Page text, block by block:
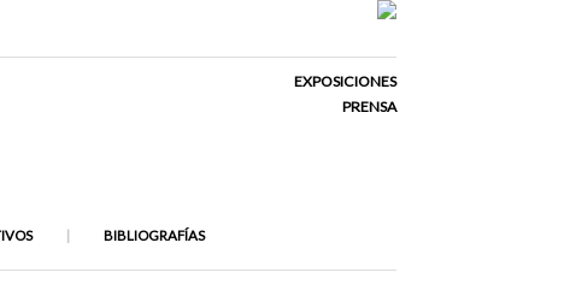
EXPOSICIONES
PRENSA
BIBLIOGRAFÍAS